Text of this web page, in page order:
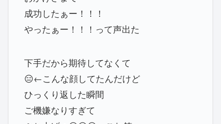
成功したぁー！！！
やったぁー！！！って声出た
下手だから期待してなくて
😑←こんな顔してたんだけど
ひっくり返した瞬間
ご機嫌なりすぎて